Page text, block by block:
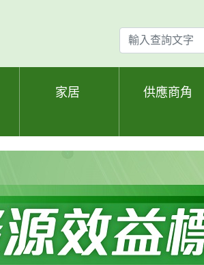
輸
入
查
家居 供應商角